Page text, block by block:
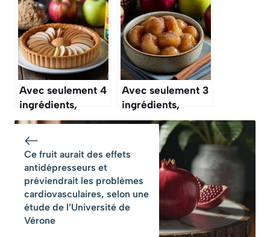
l’automne avec
seulement 4
ingrédients
pommes rôties les
plus fondantes
d’octobre
Avec seulement 4
ingrédients,
réalisez la tarte
aux pommes la
plus dorée
d’octobre
Avec seulement 3
ingrédients,
réalisez la
compote de
pommes la plus
douce d’octobre
Ce fruit aurait des effets
antidépresseurs et
préviendrait les problèmes
cardiovasculaires, selon une
étude de l’Université de
Vérone